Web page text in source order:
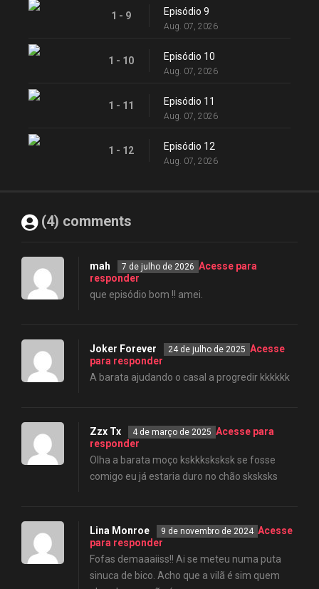
1 - 9 Episódio 9
Aug. 07, 2026
1 - 10 Episódio 10
Aug. 07, 2026
1 - 11 Episódio 11
Aug. 07, 2026
1 - 12 Episódio 12
Aug. 07, 2026
(4) comments
mah 7 de julho de 2026 Acesse para
responder
que episódio bom !! amei.
Joker Forever 24 de julho de 2025 Acesse
para responder
A barata ajudando o casal a progredir kkkkkk
Zzx Tx 4 de março de 2025 Acesse para
responder
Olha a barata moço kskkksksksk se fosse
comigo eu já estaria duro no chão sksksks
Lina Monroe 9 de novembro de 2024 Acesse
para responder
Fofas demaaaiiss!! Ai se meteu numa puta
sinuca de bico. Acho que a vilã é sim quem